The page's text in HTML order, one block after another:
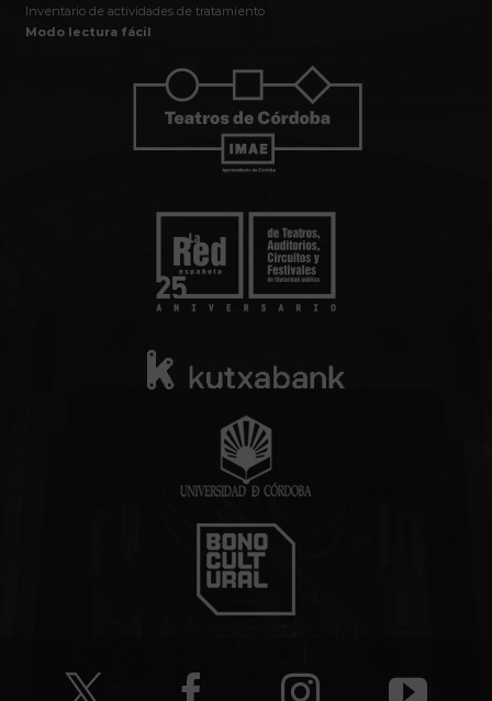
Inventario de actividades de tratamiento
Modo lectura fácil